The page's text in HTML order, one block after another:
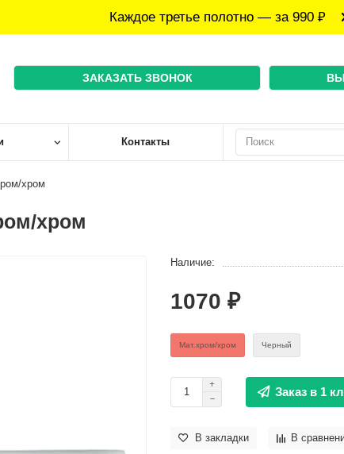
Каждое третье полотно — за 990 ₽
ЗАКАЗАТЬ ЗВОНОК
Контакты
хром
хром
Наличие:
1070 ₽
Мат.хром/хром Черный
Заказ в 1
В закладки В